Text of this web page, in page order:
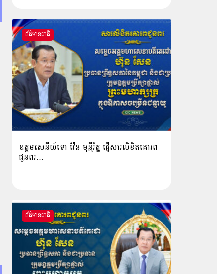
ព័ត៌មានជាតិ
ឧត្តមសេនីយ៍ទោ វ៉ែន មុន្មីរ័ត្ន ផ្ញើសារលិខិតគោរព
ជូនពរ…
ព័ត៌មានជាតិ